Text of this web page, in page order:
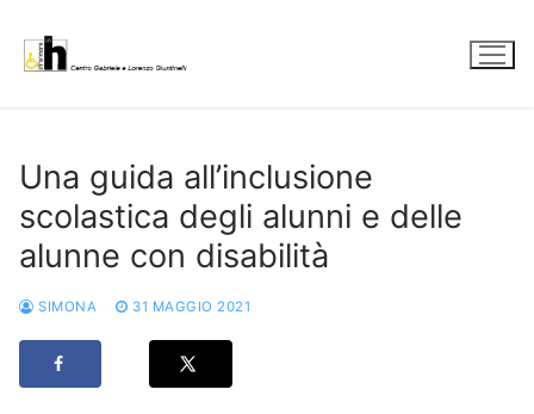
contenuto
Una guida all’inclusione
scolastica degli alunni e delle
alunne con disabilità
SIMONA 31 MAGGIO 2021